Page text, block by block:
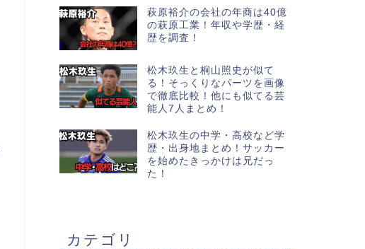
萩原裕介の会社の年商は40億
の萩原工業！年収や学歴・経
歴を調査！
松木玖生と桐山照史が似て
る！そっくりなパーツを画像
で徹底比較！他にも似てる芸
能人7人まとめ！
松木玖生の中学・高校など学
歴・出身地まとめ！サッカー
を始めたきっかけは兄だっ
た！
カテゴリ